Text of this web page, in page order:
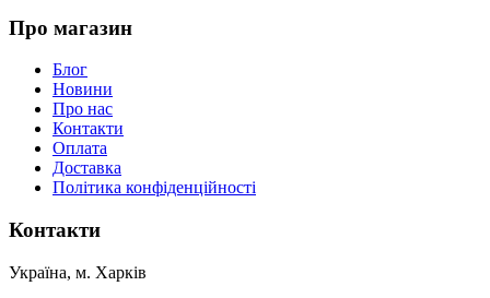
Про магазин
Блог
Новини
Про нас
Контакти
Оплата
Доставка
Політика конфіденційності
Контакти
Україна, м. Харків